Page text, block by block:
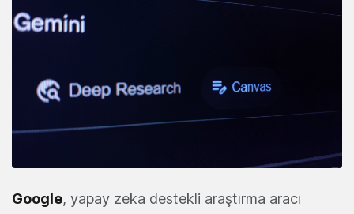
Google, yapay zeka destekli araştırma aracı